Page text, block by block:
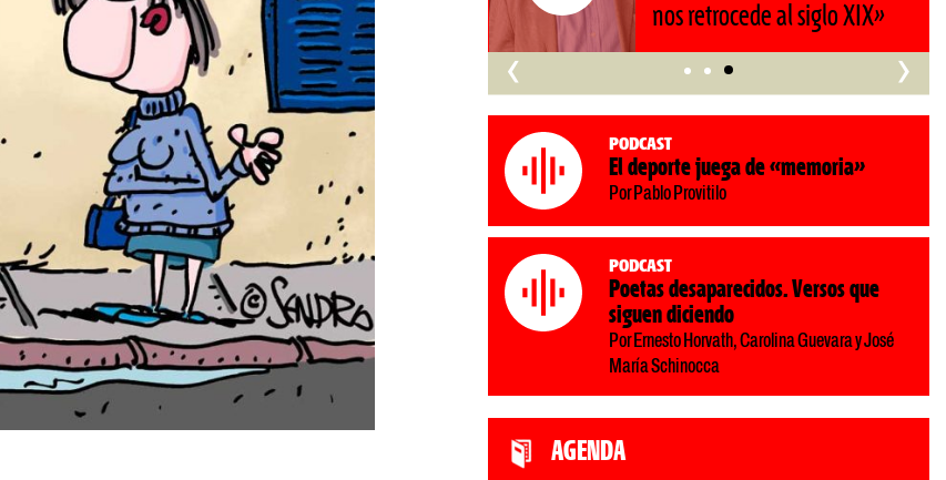
paganas
nos retrocede al siglo XIX»
‹ ›
Podcast
El deporte juega de «memoria»
Por Pablo Provitilo
Podcast
Poetas desaparecidos. Versos que
siguen diciendo
Por Ernesto Horvath, Carolina Guevara y José
María Schinocca
AGENDA